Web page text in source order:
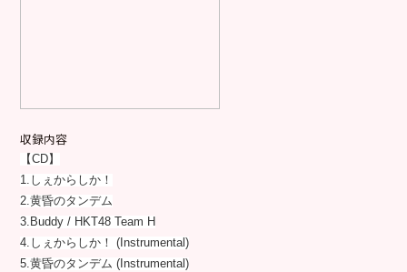
収録内容
【CD】
1.しぇからしか！
2.黄昏のタンデム
3.Buddy / HKT48 Team H
4.しぇからしか！ (Instrumental)
5.黄昏のタンデム (Instrumental)